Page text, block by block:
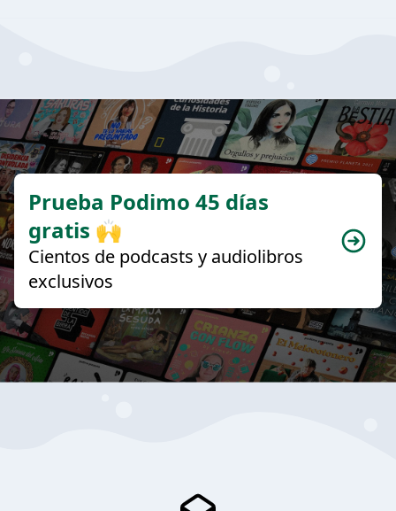
Prueba Podimo 45 días
gratis 🙌
Cientos de podcasts y audiolibros
exclusivos